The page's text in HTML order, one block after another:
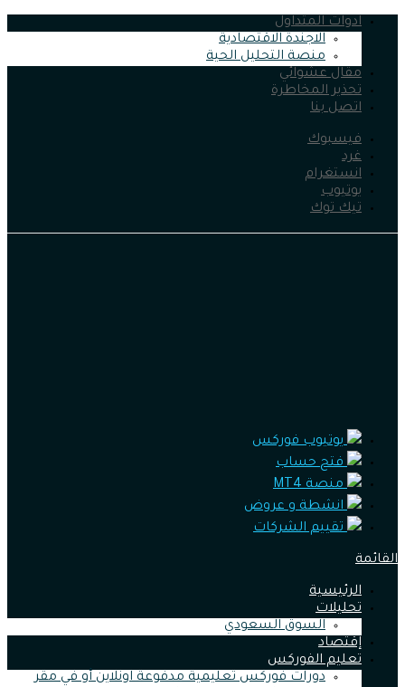
ادوات المتداول
الاجندة الاقتصادية
منصة التحليل الحية
مقال عشوائي
تحذير المخاطرة
اتصل بنا
فيسبوك
غرد
انستغرام
يوتيوب
تيك توك
يوتيوب فوركس
فتح حساب
منصة MT4
انشطة و عروض
تقييم الشركات
القائمة
الرئيسية
تحليلات
السوق السعودي
إقتصاد
تعليم الفوركس
دورات فوركس تعليمية مدفوعة اونلاين أو في مقر